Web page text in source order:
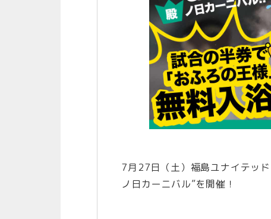
7月27日（土）福島ユナイテッド
ノ日カーニバル”を開催！